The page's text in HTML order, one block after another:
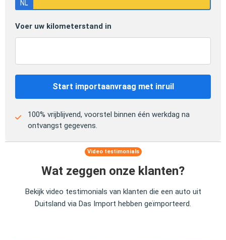
Voer uw kilometerstand in
Start importaanvraag met inruil
100% vrijblijvend, voorstel binnen één werkdag na
ontvangst gegevens.
Video testimonials
Wat zeggen onze klanten?
Bekijk video testimonials van klanten die een auto uit
Duitsland via Das Import hebben geïmporteerd.